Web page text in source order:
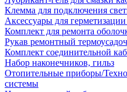
Клемма для подключения
Аксессуары для герметизации
Комплект для ремонта
Рукав ремонтный
Комплект соединительной
Набор наконечников, гильз
Отопительные приборы/
системы